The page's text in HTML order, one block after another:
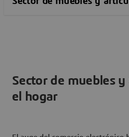
Sector de muebles
el hogar